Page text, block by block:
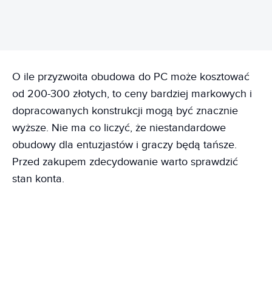
O ile przyzwoita obudowa do PC może kosztować
od 200-300 złotych, to ceny bardziej markowych i
dopracowanych konstrukcji mogą być znacznie
wyższe. Nie ma co liczyć, że niestandardowe
obudowy dla entuzjastów i graczy będą tańsze.
Przed zakupem zdecydowanie warto sprawdzić
stan konta.